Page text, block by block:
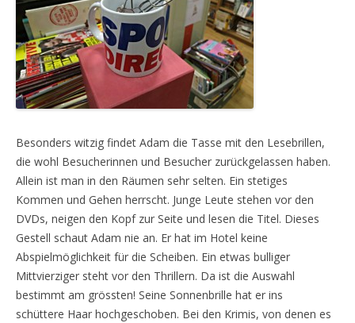
Besonders witzig findet Adam die Tasse mit den Lesebrillen,
die wohl Besucherinnen und Besucher zurückgelassen haben.
Allein ist man in den Räumen sehr selten. Ein stetiges
Kommen und Gehen herrscht. Junge Leute stehen vor den
DVDs, neigen den Kopf zur Seite und lesen die Titel. Dieses
Gestell schaut Adam nie an. Er hat im Hotel keine
Abspielmöglichkeit für die Scheiben. Ein etwas bulliger
Mittvierziger steht vor den Thrillern. Da ist die Auswahl
bestimmt am grössten! Seine Sonnenbrille hat er ins
schüttere Haar hochgeschoben. Bei den Krimis, von denen es